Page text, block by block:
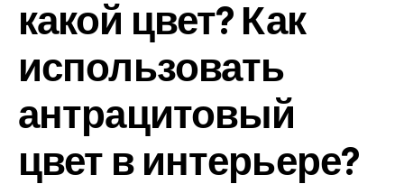
какой цвет? Как
использовать
антрацитовый
цвет в интерьере?